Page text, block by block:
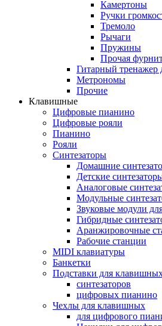
Камертоны
Ручки
Тремоло
Рычаги
Пружины
Прочая
Гитарный тренажер
Метрономы
Прочие
Клавишные
Цифровые пианино
Цифровые рояли
Пианино
Рояли
Синтезаторы
Домашние
Детские
Аналоговые
Модульные
Звуковые модули
Гибридные
Аранжировочные
Рабочие станции
MIDI клавиатуры
Банкетки
Подставки для
синтезаторов
цифровых пианино
Чехлы для клавишных
для цифрового